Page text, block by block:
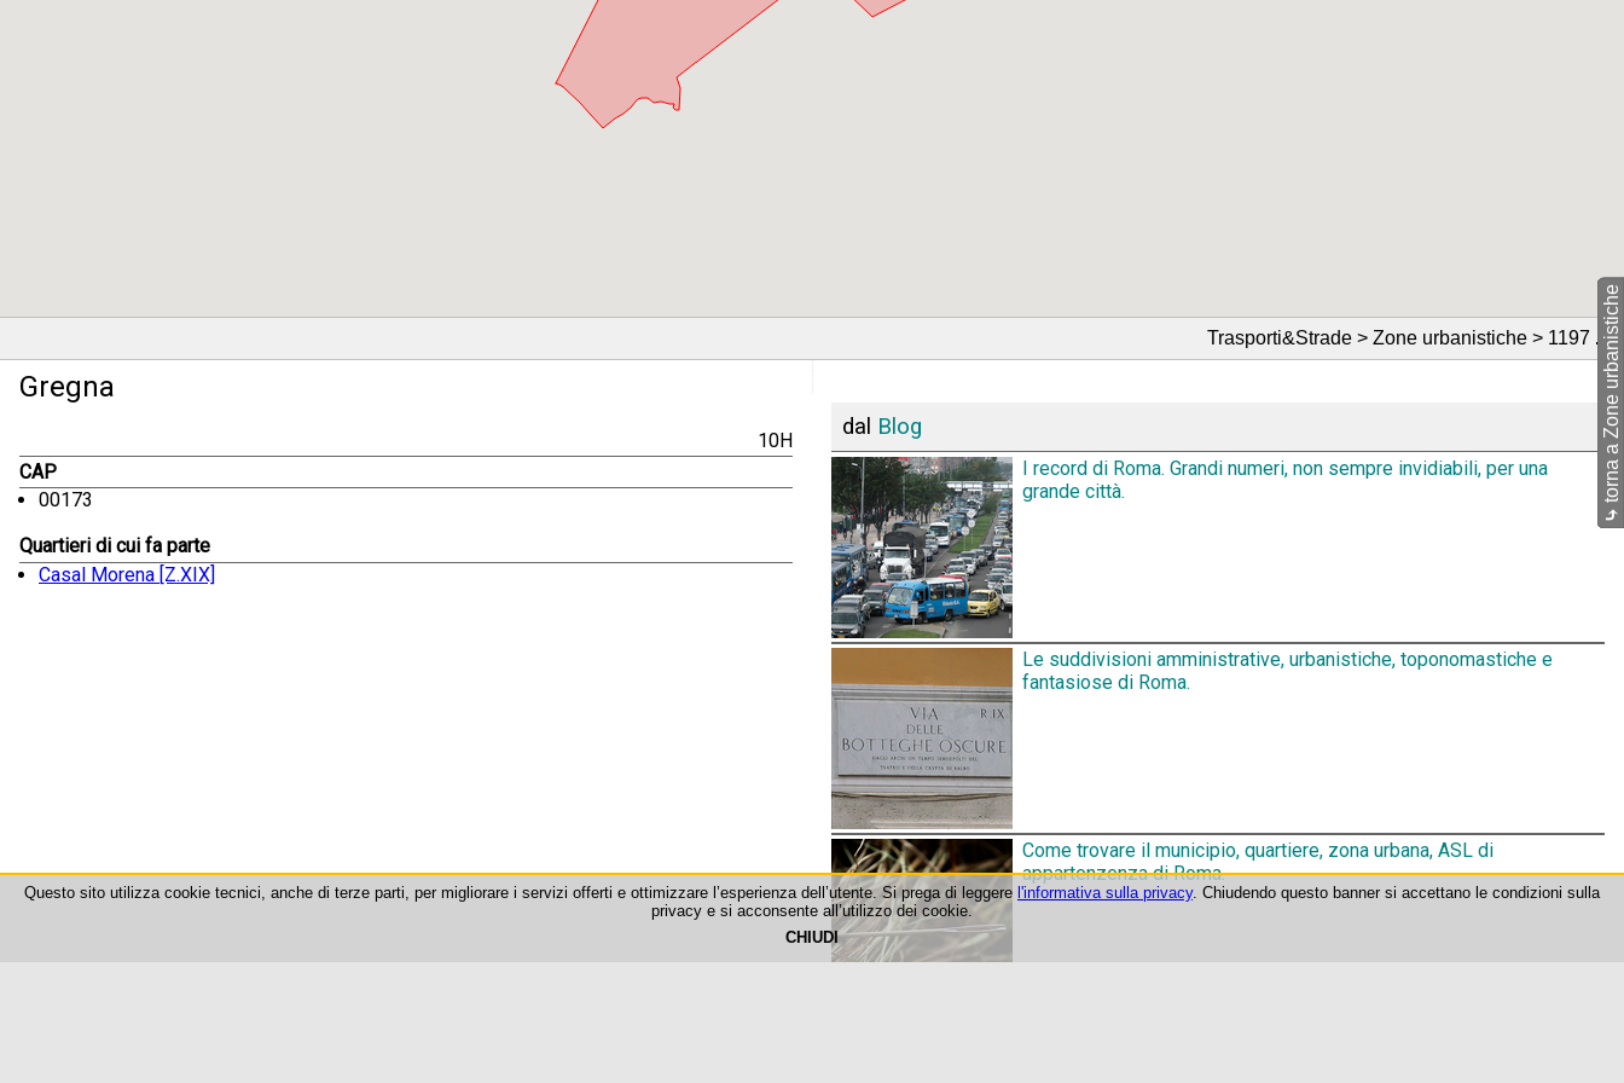
Trasporti&Strade > Zone urbanistiche > 1197 🔗
Gregna
10H
CAP
00173
Quartieri di cui fa parte
Casal Morena [Z.XIX]
dal Blog
I record di Roma. Grandi numeri, non sempre invidiabili, per una
grande città.
Le suddivisioni amministrative, urbanistiche, toponomastiche e
fantasiose di Roma.
Come trovare il municipio, quartiere, zona urbana, ASL di
appartenzenza di Roma.
⤷
torna a Zone urbanistiche
Questo sito utilizza cookie tecnici, anche di terze parti, per migliorare i servizi offerti e ottimizzare l’esperienza dell’utente. Si prega di leggere l'informativa sulla privacy. Chiudendo questo banner si accettano le condizioni sulla
privacy e si acconsente all’utilizzo dei cookie.
CHIUDI